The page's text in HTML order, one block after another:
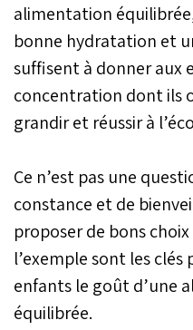
alimentation
bonne hydratation et
suffisent à donner aux
concentration dont ils
grandir et réussir à
Ce n’est pas une
constance et de
proposer de bons
l’exemple sont les
enfants le goût d’une
équilibrée.